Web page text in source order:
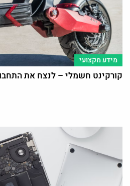
מידע מקצועי
קורקינט חשמלי – לנצח את